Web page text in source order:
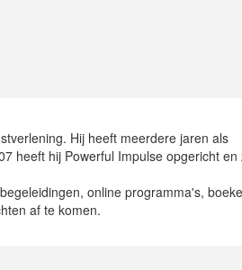
Hij heeft meerdere jaren als
heeft hij Powerful Impulse opgericht en
online programma's,
af te komen.